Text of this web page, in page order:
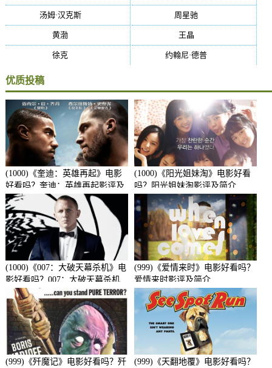
汤姆·汉克斯(27) 周星驰
黄渤 王晶
徐克 约翰尼·德普
优质投稿
(1000)《奎迪：英雄再起》电影
好看吗？奎迪：英雄再起影评及
简介
(1000)《阳光姐妹淘》电影好看
吗？阳光姐妹淘影评及简介
(1000)《007：大破天幕杀机》电
影好看吗？007：大破天幕杀机
影评及简介
(999)《爱情来时》电影好看吗？
爱情来时影评及简介
(999)《歼魔记》电影好看吗？歼
(999)《天翻地覆》电影好看吗？